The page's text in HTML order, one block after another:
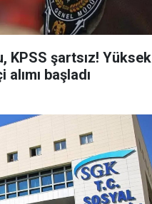
KPSS şartsız! Yüksek
başladı